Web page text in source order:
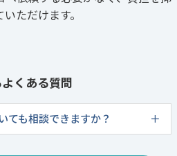
ただけます。
くある質問
ても相談できますか？